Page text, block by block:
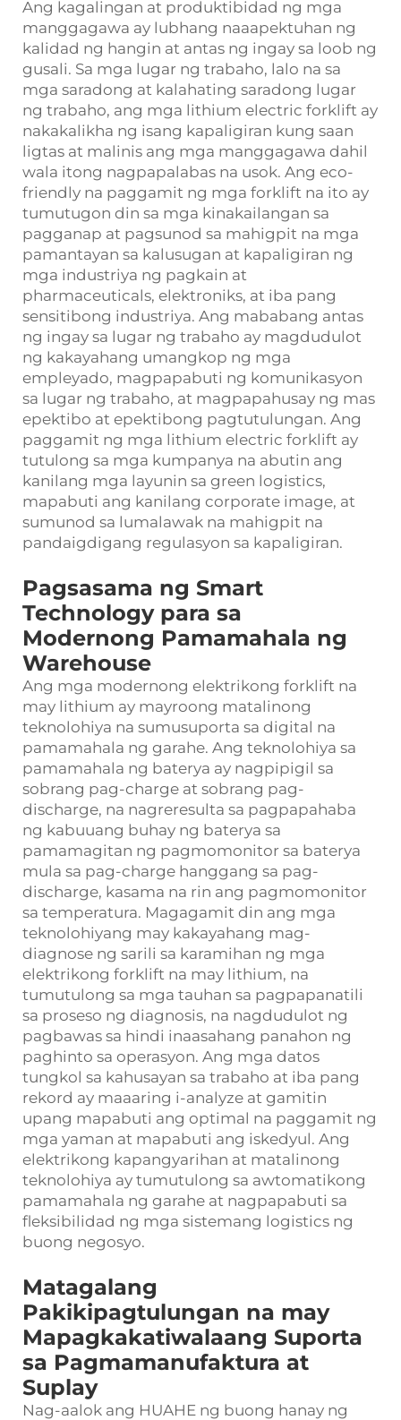
Ang kagalingan at produktibidad ng mga
manggagawa ay lubhang naaapektuhan ng
kalidad ng hangin at antas ng ingay sa loob ng
gusali. Sa mga lugar ng trabaho, lalo na sa
mga saradong at kalahating saradong lugar
ng trabaho, ang mga lithium electric forklift ay
nakakalikha ng isang kapaligiran kung saan
ligtas at malinis ang mga manggagawa dahil
wala itong nagpapalabas na usok. Ang eco-
friendly na paggamit ng mga forklift na ito ay
tumutugon din sa mga kinakailangan sa
pagganap at pagsunod sa mahigpit na mga
pamantayan sa kalusugan at kapaligiran ng
mga industriya ng pagkain at
pharmaceuticals, elektroniks, at iba pang
sensitibong industriya. Ang mababang antas
ng ingay sa lugar ng trabaho ay magdudulot
ng kakayahang umangkop ng mga
empleyado, magpapabuti ng komunikasyon
sa lugar ng trabaho, at magpapahusay ng mas
epektibo at epektibong pagtutulungan. Ang
paggamit ng mga lithium electric forklift ay
tutulong sa mga kumpanya na abutin ang
kanilang mga layunin sa green logistics,
mapabuti ang kanilang corporate image, at
sumunod sa lumalawak na mahigpit na
pandaigdigang regulasyon sa kapaligiran.
Pagsasama ng Smart
Technology para sa
Modernong Pamamahala ng
Warehouse
Ang mga modernong elektrikong forklift na
may lithium ay mayroong matalinong
teknolohiya na sumusuporta sa digital na
pamamahala ng garahe. Ang teknolohiya sa
pamamahala ng baterya ay nagpipigil sa
sobrang pag-charge at sobrang pag-
discharge, na nagreresulta sa pagpapahaba
ng kabuuang buhay ng baterya sa
pamamagitan ng pagmomonitor sa baterya
mula sa pag-charge hanggang sa pag-
discharge, kasama na rin ang pagmomonitor
sa temperatura. Magagamit din ang mga
teknolohiyang may kakayahang mag-
diagnose ng sarili sa karamihan ng mga
elektrikong forklift na may lithium, na
tumutulong sa mga tauhan sa pagpapanatili
sa proseso ng diagnosis, na nagdudulot ng
pagbawas sa hindi inaasahang panahon ng
paghinto sa operasyon. Ang mga datos
tungkol sa kahusayan sa trabaho at iba pang
rekord ay maaaring i-analyze at gamitin
upang mapabuti ang optimal na paggamit ng
mga yaman at mapabuti ang iskedyul. Ang
elektrikong kapangyarihan at matalinong
teknolohiya ay tumutulong sa awtomatikong
pamamahala ng garahe at nagpapabuti sa
fleksibilidad ng mga sistemang logistics ng
buong negosyo.
Matagalang
Pakikipagtulungan na may
Mapagkakatiwalaang Suporta
sa Pagmamanufaktura at
Suplay
Nag-aalok ang HUAHE ng buong hanay ng